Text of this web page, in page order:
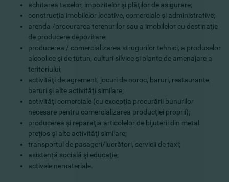
achitarea taxelor, impozitelor şi plăţilor de asigurare;
construcţia imobilelor locative, comerciale şi administrative;
arenda /procurarea terenurilor sau a imobilelor cu destinaţie
de producere-depozitare;
producerea / comercializarea strugurilor tehnici, a produselor
alcoolice şi de tutun, culturi silvice şi plante de amenajare a
teritoriului;
activităţi de agrement, jocuri de noroc, baruri, restaurante,
baruri şi alte activităţi similare;
activităţi comerciale (cu excepţia procurării bunurilor
necesare pentru comercializarea producţiei proprii);
producerea şi reparaţia articolelor de bijuterii din metal
preţios şi alte activităţi similare;
transportul de pasageri/lucrători, servicii de taxi;
asistenţă socială şi educaţie;
activele nemateriale.